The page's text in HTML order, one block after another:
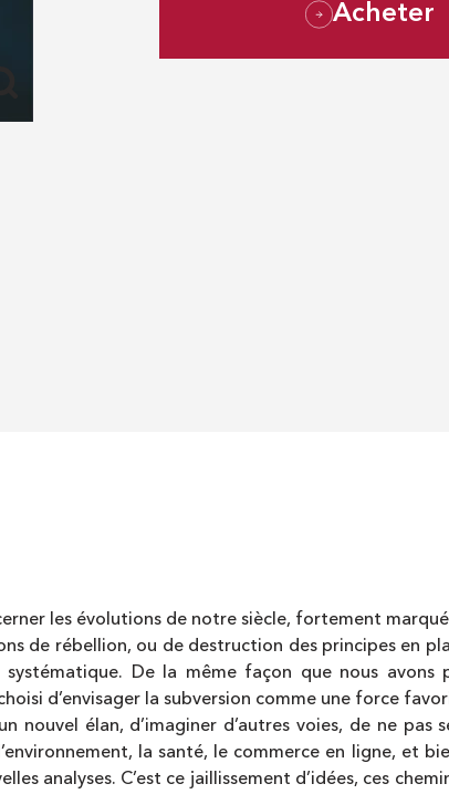
Acheter
les évolutions de notre siècle, fortement
de rébellion, ou de destruction des principes en
De la même façon que nous avons
d’envisager la subversion comme une force
nouvel élan, d’imaginer d’autres voies, de ne
la santé, le commerce en ligne, et
analyses. C’est ce jaillissement d’idées, ces